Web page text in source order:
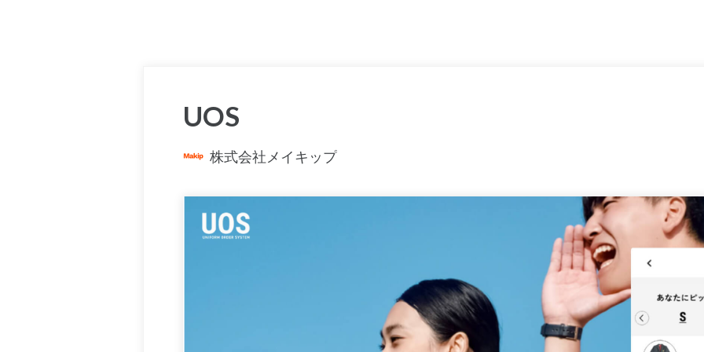
UOS
株式会社メイキップ